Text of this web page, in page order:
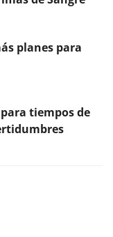
planes para
tiempos de